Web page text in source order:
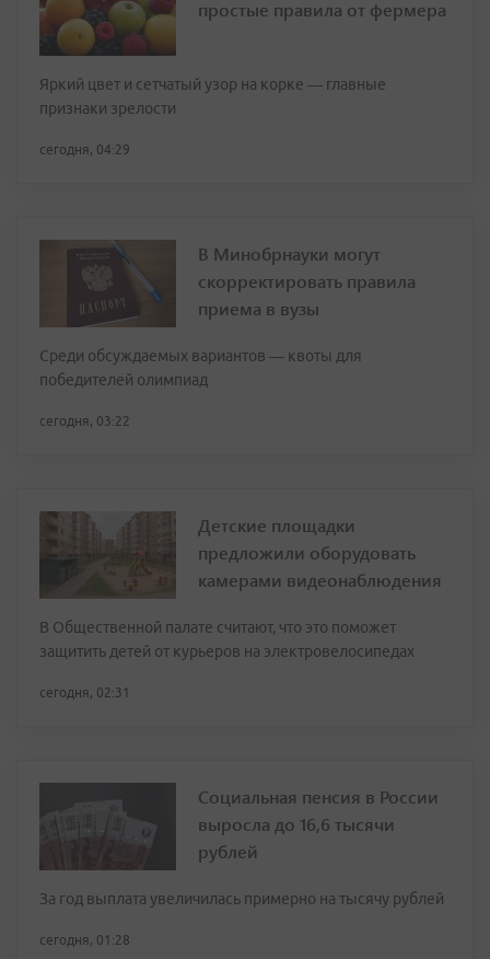
простые правила от фермера
Яркий цвет и сетчатый узор на корке — главные
признаки зрелости
сегодня, 04:29
В Минобрнауки могут
скорректировать правила
приема в вузы
Среди обсуждаемых вариантов — квоты для
победителей олимпиад
сегодня, 03:22
Детские площадки
предложили оборудовать
камерами видеонаблюдения
В Общественной палате считают, что это поможет
защитить детей от курьеров на электровелосипедах
сегодня, 02:31
Социальная пенсия в России
выросла до 16,6 тысячи
рублей
За год выплата увеличилась примерно на тысячу рублей
сегодня, 01:28